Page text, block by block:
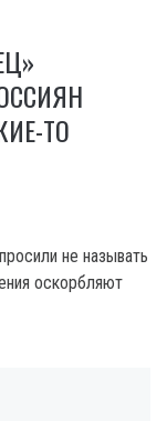
ТО
не называть
оскорбляют